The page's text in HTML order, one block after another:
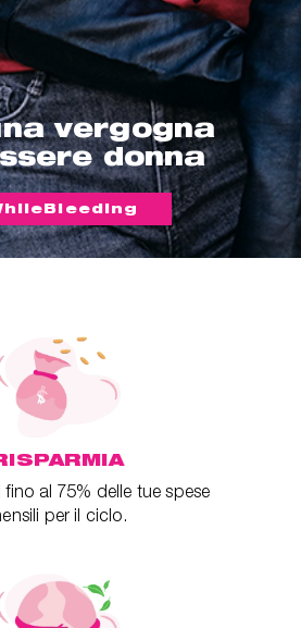
vergogna
donna
fino al 75% delle tue spese
per il ciclo.